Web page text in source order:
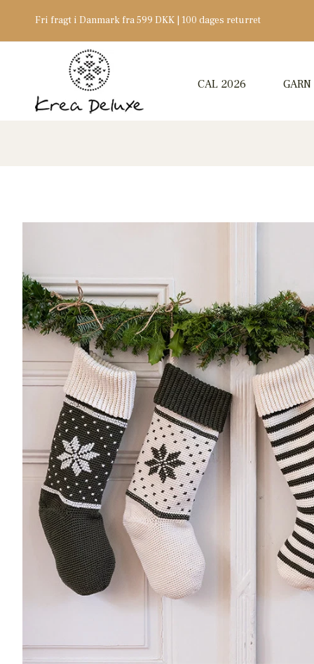
Fri fragt i Danmark fra 599 DKK | 100 dages returret
CAL 2026 GARN